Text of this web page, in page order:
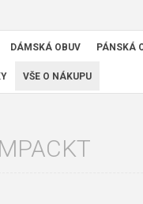
DÁMSKÁ OBUV PÁNSKÁ
VŠE O NÁKUPU